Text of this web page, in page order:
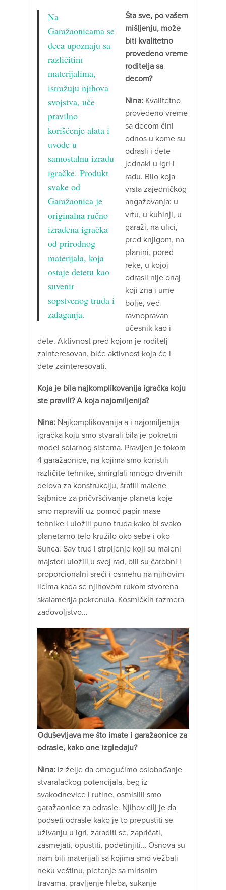
Na
Garažaonicama se
deca upoznaju sa
različitim
materijalima,
istražuju njihova
svojstva, uče
pravilno
korišćenje alata i
uvode u
samostalnu izradu
igračke. Produkt
svake od
Garažaonica je
originalna ručno
izrađena igračka
od prirodnog
materijala, koja
ostaje detetu kao
suvenir
sopstvenog truda i
zalaganja.
Šta sve, po vašem
mišljenju, može
biti kvalitetno
provedeno vreme
roditelja sa
decom?
Nina: Kvalitetno
provedeno vreme
sa decom čini
odnos u kome su
odrasli i dete
jednaki u igri i
radu. Bilo koja
vrsta zajedničkog
angažovanja: u
vrtu, u kuhinji, u
garaži, na ulici,
pred knjigom, na
planini, pored
reke, u kojoj
odrasli nije onaj
koji zna i ume
bolje, već
ravnopravan
učesnik kao i
dete. Aktivnost pred kojom je roditelj
zainteresovan, biće aktivnost koja će i
dete zainteresovati.
Koja je bila najkomplikovanija igračka koju
ste pravili? A koja najomiljenija?
Nina: Najkomplikovanija a i najomiljenija
igračka koju smo stvarali bila je pokretni
model solarnog sistema. Pravljen je tokom
4 garažaonice, na kojima smo koristili
različite tehnike, šmirglali mnogo drvenih
delova za konstrukciju, šrafili malene
šajbnice za pričvršćivanje planeta koje
smo napravili uz pomoć papir mase
tehnike i uložili puno truda kako bi svako
planetarno telo kružilo oko sebe i oko
Sunca. Sav trud i strpljenje koji su maleni
majstori uložili u svoj rad, bili su čarobni i
proporcionalni sreći i osmehu na njihovim
licima kada se njihovom rukom stvorena
skalamerija pokrenula. Kosmičkih razmera
zadovoljstvo…
Oduševljava me što imate i garažaonice za
odrasle, kako one izgledaju?
Nina: Iz želje da omogućimo oslobađanje
stvaralačkog potencijala, beg iz
svakodnevice i rutine, osmislili smo
garažaonice za odrasle. Njihov cilj je da
podseti odrasle kako je to prepustiti se
uživanju u igri, zaraditi se, zapričati,
zasmejati, opustiti, podetinjiti… Osnova su
nam bili materijali sa kojima smo vežbali
neku veštinu, pletenje sa mirisnim
travama, pravljenje hleba, sukanje